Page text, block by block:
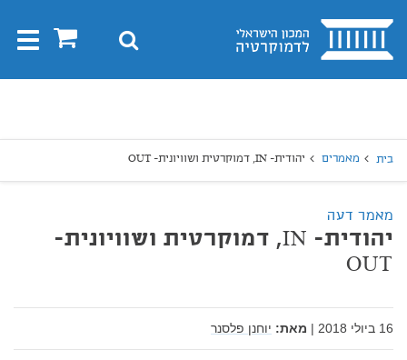
בית 0 חיפוש
בית מאמרים יהודית- IN, דמוקרטית ושוויונית- OUT
מאמר דעה
יהודית- IN, דמוקרטית ושוויונית-
OUT
16 ביולי 2018 | מאת: יוחנן פלסנר